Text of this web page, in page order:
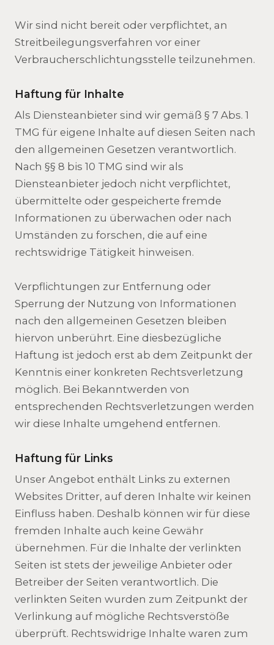
Wir sind nicht bereit oder verpflichtet, an
Streitbeilegungsverfahren vor einer
Verbraucherschlichtungsstelle teilzunehmen.
Haftung für Inhalte
Als Diensteanbieter sind wir gemäß § 7 Abs. 1
TMG für eigene Inhalte auf diesen Seiten nach
den allgemeinen Gesetzen verantwortlich.
Nach §§ 8 bis 10 TMG sind wir als
Diensteanbieter jedoch nicht verpflichtet,
übermittelte oder gespeicherte fremde
Informationen zu überwachen oder nach
Umständen zu forschen, die auf eine
rechtswidrige Tätigkeit hinweisen.
Verpflichtungen zur Entfernung oder
Sperrung der Nutzung von Informationen
nach den allgemeinen Gesetzen bleiben
hiervon unberührt. Eine diesbezügliche
Haftung ist jedoch erst ab dem Zeitpunkt der
Kenntnis einer konkreten Rechtsverletzung
möglich. Bei Bekanntwerden von
entsprechenden Rechtsverletzungen werden
wir diese Inhalte umgehend entfernen.
Haftung für Links
Unser Angebot enthält Links zu externen
Websites Dritter, auf deren Inhalte wir keinen
Einfluss haben. Deshalb können wir für diese
fremden Inhalte auch keine Gewähr
übernehmen. Für die Inhalte der verlinkten
Seiten ist stets der jeweilige Anbieter oder
Betreiber der Seiten verantwortlich. Die
verlinkten Seiten wurden zum Zeitpunkt der
Verlinkung auf mögliche Rechtsverstöße
überprüft. Rechtswidrige Inhalte waren zum